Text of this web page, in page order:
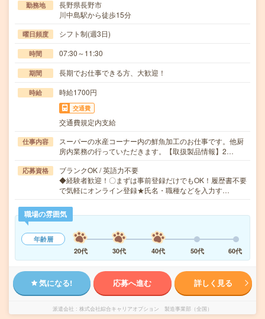
勤務地
長野県長野市
川中島駅から徒歩15分
曜日頻度 シフト制(週3日)
時間 07:30～11:30
期間 長期でお仕事できる方、大歓迎！
時給 時給1700円
交通費
交通費規定内支給
仕事内容
スーパーの水産コーナー内の鮮魚加工のお仕事です。他厨
房内業務の行っていただきます。【取扱製品情報】2…
応募資格
ブランクOK / 英語力不要
◆経験者歓迎！〇まずは事前登録だけでもOK！履歴書不要
で気軽にオンライン登録★氏名・職種などを入力す…
職場の雰囲気
年齢層
20代
30代 40代 50代 60代
気になる! 応募へ進む 詳しく見る
派遣会社 株式会社綜合キャリアオプション 製造事業部（全国）